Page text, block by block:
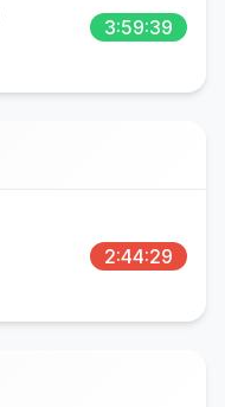
3:59:39
2:44:29